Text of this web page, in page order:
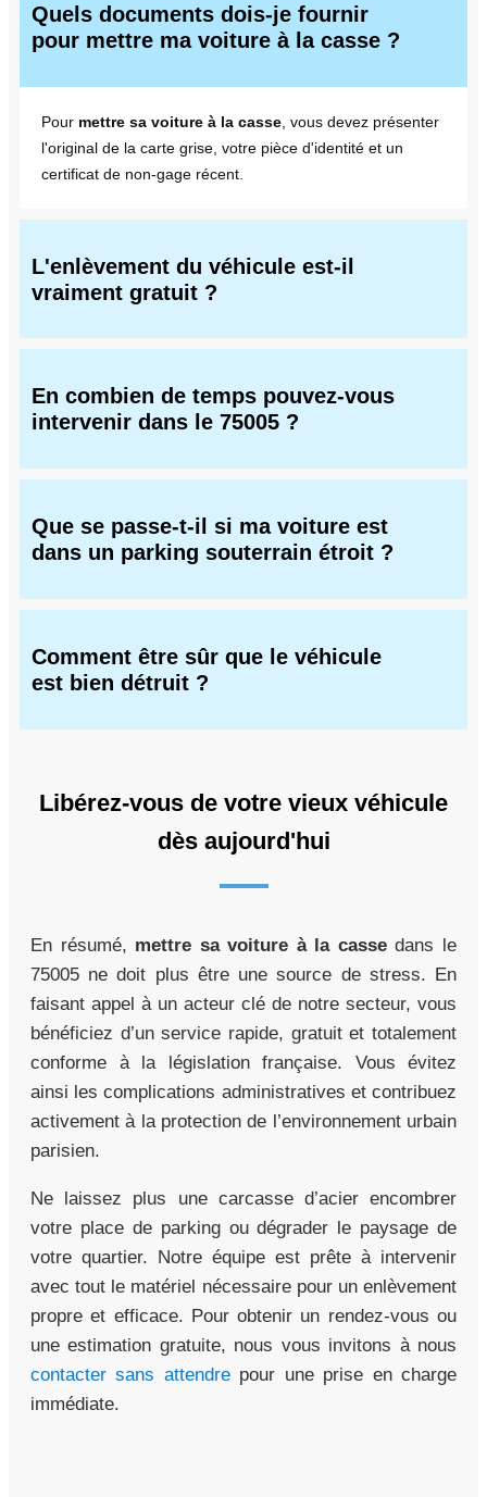
Quels documents dois-je fournir
pour mettre ma voiture à la casse ?
Pour mettre sa voiture à la casse , vous devez présenter
l'original de la carte grise, votre pièce d'identité et un
certificat de non-gage récent.
L'enlèvement du véhicule est-il
vraiment gratuit ?
En combien de temps pouvez-vous
intervenir dans le 75005 ?
Que se passe-t-il si ma voiture est
dans un parking souterrain étroit ?
Comment être sûr que le véhicule
est bien détruit ?
Libérez-vous de votre vieux véhicule
dès aujourd'hui
En résumé, mettre sa voiture à la cassedans le
75005 ne doit plus être une source de stress. En
faisant appel à un acteur clé de notre secteur, vous
bénéficiez d’un service rapide, gratuit et totalement
conforme à la législation française. Vous évitez
ainsi les complications administratives et contribuez
activement à la protection de l’environnement urbain
parisien.
Ne laissez plus une carcasse d’acier encombrer
votre place de parking ou dégrader le paysage de
votre quartier. Notre équipe est prête à intervenir
avec tout le matériel nécessaire pour un enlèvement
propre et efficace. Pour obtenir un rendez-vous ou
une estimation gratuite, nous vous invitons à nous
contacter sans attendrepour une prise en charge
immédiate.